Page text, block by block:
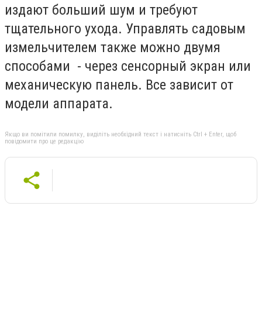
издают больший шум и требуют
тщательного ухода. Управлять садовым
измельчителем также можно двумя
способами - через сенсорный экран или
механическую панель. Все зависит от
модели аппарата.
Якщо ви помітили помилку, виділіть необхідний текст і натисніть Ctrl + Enter, щоб
повідомити про це редакцію